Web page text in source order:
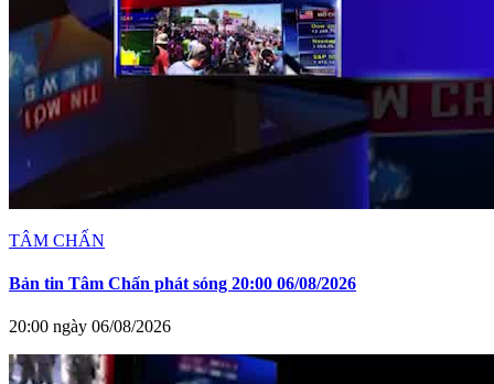
TÂM CHẤN
Bản tin Tâm Chấn phát sóng 20:00 06/08/2026
20:00 ngày 06/08/2026